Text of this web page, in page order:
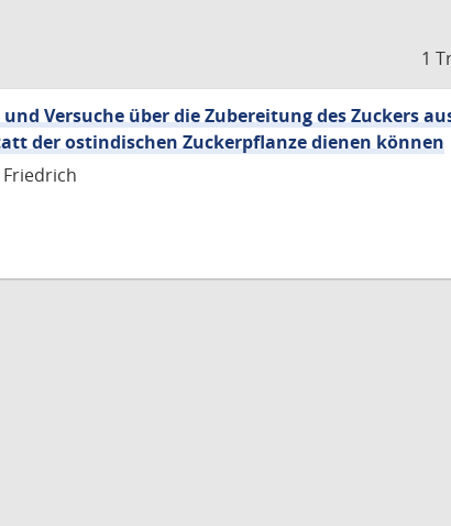
1
Versuche über die Zubereitung des Zuckers
der ostindischen Zuckerpflanze dienen können